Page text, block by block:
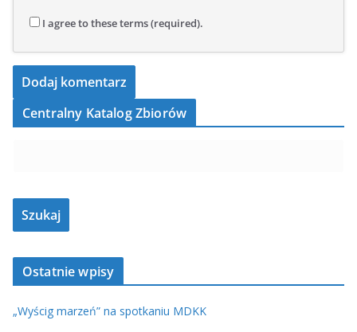
I agree to these terms (required).
Centralny Katalog Zbiorów
Ostatnie wpisy
„Wyścig marzeń” na spotkaniu MDKK